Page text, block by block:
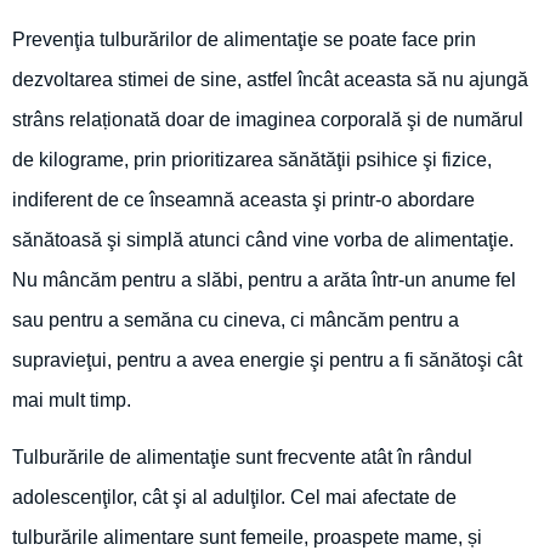
Prevenţia tulburărilor de alimentaţie se poate face prin
dezvoltarea stimei de sine, astfel încât aceasta să nu ajungă
strâns relaționată doar de imaginea corporală şi de numărul
de kilograme, prin prioritizarea sănătăţii psihice şi fizice,
indiferent de ce înseamnă aceasta şi printr-o abordare
sănătoasă şi simplă atunci când vine vorba de alimentaţie.
Nu mâncăm pentru a slăbi, pentru a arăta într-un anume fel
sau pentru a semăna cu cineva, ci mâncăm pentru a
supravieţui, pentru a avea energie şi pentru a fi sănătoşi cât
mai mult timp.
Tulburările de alimentaţie sunt frecvente atât în rândul
adolescenţilor, cât şi al adulţilor. Cel mai afectate de
tulburările alimentare sunt femeile, proaspete mame, și